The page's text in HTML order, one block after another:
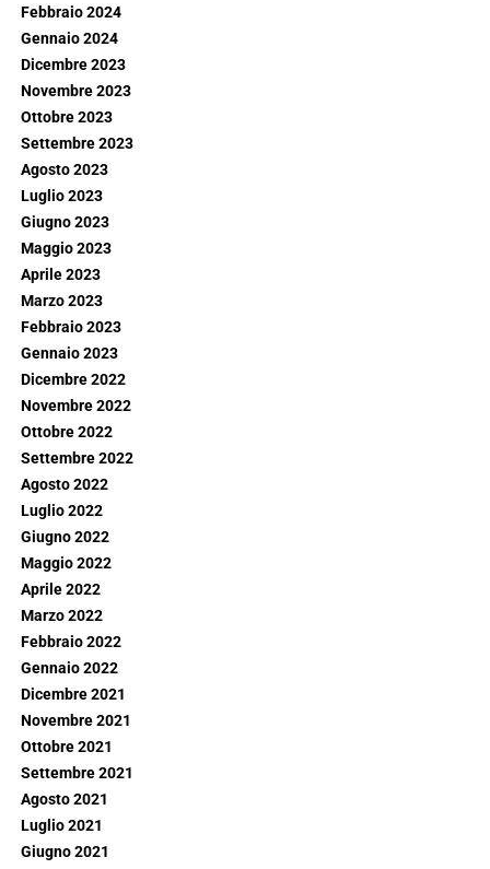
Febbraio 2024
Gennaio 2024
Dicembre 2023
Novembre 2023
Ottobre 2023
Settembre 2023
Agosto 2023
Luglio 2023
Giugno 2023
Maggio 2023
Aprile 2023
Marzo 2023
Febbraio 2023
Gennaio 2023
Dicembre 2022
Novembre 2022
Ottobre 2022
Settembre 2022
Agosto 2022
Luglio 2022
Giugno 2022
Maggio 2022
Aprile 2022
Marzo 2022
Febbraio 2022
Gennaio 2022
Dicembre 2021
Novembre 2021
Ottobre 2021
Settembre 2021
Agosto 2021
Luglio 2021
Giugno 2021